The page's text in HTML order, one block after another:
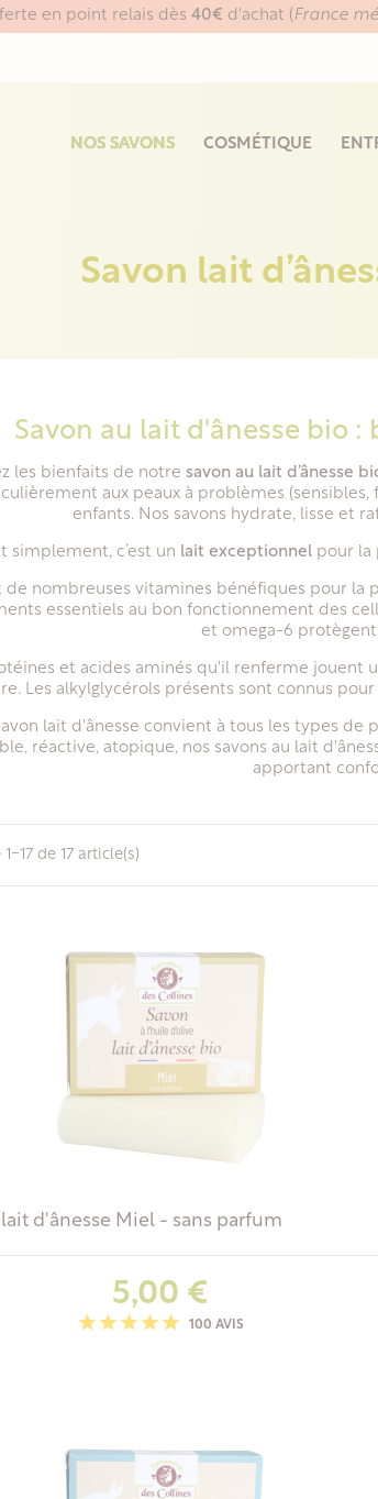
en point relais dès 40€ d'achat (France
NOS SAVONS COSMÉTIQUE
Savon lait
Savon au lait d'ânesse bio
les bienfaits de notre savon au lait d’ânesse
aux peaux à problèmes (sensibles,
enfants. Nos savons hydrate, lisse et
simplement, c’est un lait exceptionnelpour la
nombreuses vitamines bénéfiques pour la
essentiels au bon fonctionnement des
et omega-6 protègent
et acides aminés qu'il renferme jouent
Les alkylglycérols présents sont connus
lait d'ânesse convient à tous les types de
réactive, atopique, nos savons au lait
apportant
17 de 17 article(s)
d'ânesse Miel - sans parfum
Prix
5,00 €
100 AVIS